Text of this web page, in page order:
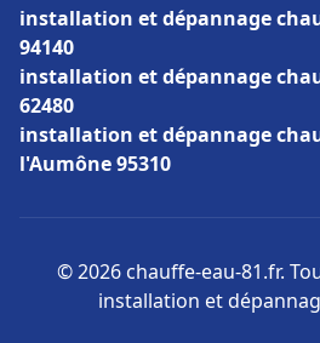
installation et dépannage
94140
installation et dépannage
62480
installation et dépannage
l'Aumône 95310
© 2026 chauffe-eau-81.fr.
installation et